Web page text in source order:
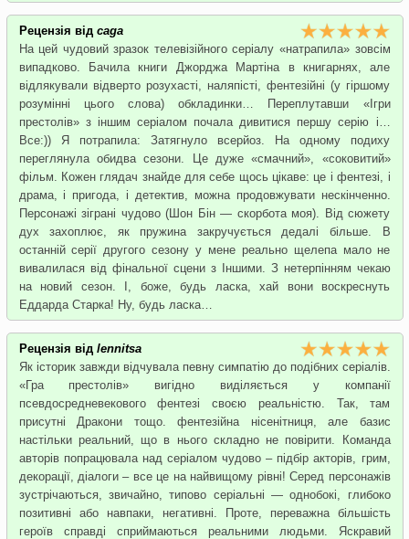
Рецензія від caga
На цей чудовий зразок телевізійного серіалу «натрапила» зовсім
випадково. Бачила книги Джорджа Мартіна в книгарнях, але
відлякували відверто розухасті, наляпісті, фентезійні (у гіршому
розумінні цього слова) обкладинки… Переплутавши «Ігри
престолів» з іншим серіалом почала дивитися першу серію і…
Все:)) Я потрапила: Затягнуло всерйоз. На одному подиху
переглянула обидва сезони. Це дуже «смачний», «соковитий»
фільм. Кожен глядач знайде для себе щось цікаве: це і фентезі, і
драма, і пригода, і детектив, можна продовжувати нескінченно.
Персонажі зіграні чудово (Шон Бін — скорбота моя). Від сюжету
дух захоплює, як пружина закручується дедалі більше. В
останній серії другого сезону у мене реально щелепа мало не
вивалилася від фінальної сцени з Іншими. З нетерпінням чекаю
на новий сезон. І, боже, будь ласка, хай вони воскреснуть
Еддарда Старка! Ну, будь ласка…
Рецензія від lennitsa
Як історик завжди відчувала певну симпатію до подібних серіалів.
«Гра престолів» вигідно виділяється у компанії
псевдосредневекового фентезі своєю реальністю. Так, там
присутні Дракони тощо. фентезійна нісенітниця, але базис
настільки реальний, що в нього складно не повірити. Команда
авторів попрацювала над серіалом чудово – підбір акторів, грим,
декорації, діалоги – все це на найвищому рівні! Серед персонажів
зустрічаються, звичайно, типово серіальні — однобокі, глибоко
позитивні або навпаки, негативні. Проте, переважна більшість
героїв справді сприймаються реальними людьми. Яскравий